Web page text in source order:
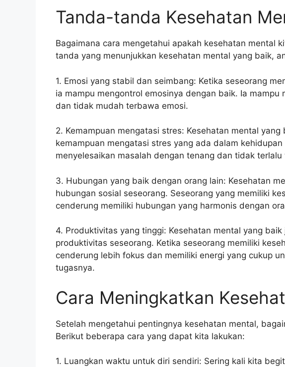
Tanda-tanda Kesehatan
Bagaimana cara mengetahui apakah kesehatan mental
tanda yang menunjukkan kesehatan mental yang baik,
1. Emosi yang stabil dan seimbang: Ketika seseorang
ia mampu mengontrol emosinya dengan baik. Ia mampu
dan tidak mudah terbawa emosi.
2. Kemampuan mengatasi stres: Kesehatan mental
kemampuan mengatasi stres yang ada dalam
menyelesaikan masalah dengan tenang dan tidak
3. Hubungan yang baik dengan orang lain: Kesehatan
hubungan sosial seseorang. Seseorang yang memiliki
cenderung memiliki hubungan yang harmonis dengan
4. Produktivitas yang tinggi: Kesehatan mental yang
produktivitas seseorang. Ketika seseorang memiliki
cenderung lebih fokus dan memiliki energi yang cukup
tugasnya.
Cara Meningkatkan
Setelah mengetahui pentingnya kesehatan mental,
Berikut beberapa cara yang dapat kita lakukan:
1. Luangkan waktu untuk diri sendiri: Sering kali kita